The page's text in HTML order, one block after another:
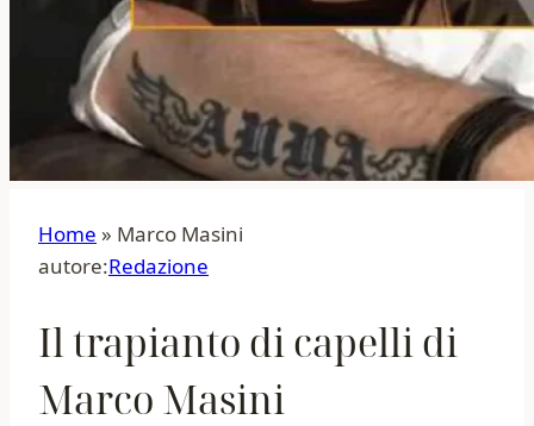
Home » Marco Masini
autore:Redazione
Il trapianto di capelli di
Marco Masini